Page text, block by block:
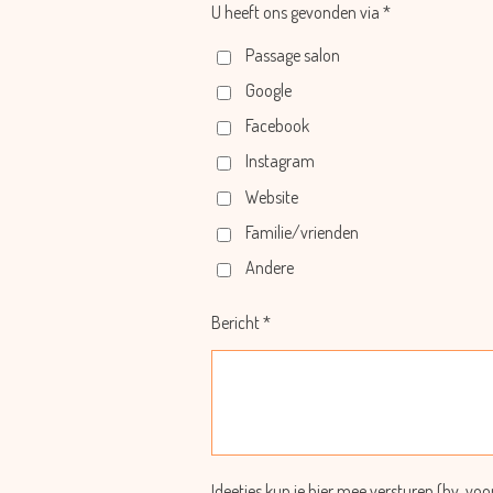
U heeft ons gevonden via *
Passage salon
Google
Facebook
Instagram
Website
Familie/vrienden
Andere
Bericht *